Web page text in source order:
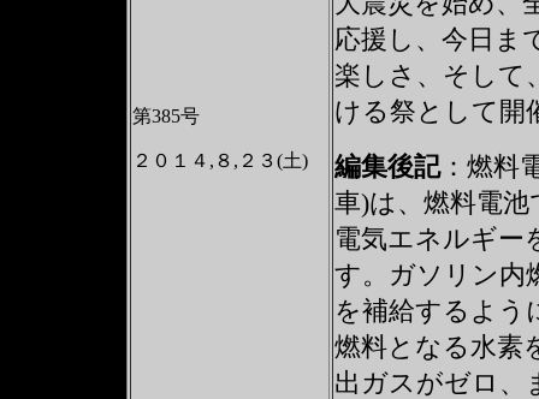
第385号
２０１４,８,２３(土)
応援し、今日ま
楽しさ、そして
ける祭として開
編集後記： 燃料
車)は、燃料電
電気エネルギー
す。ガソリン内
を補給するよう
燃料となる水素
出ガスがゼロ、